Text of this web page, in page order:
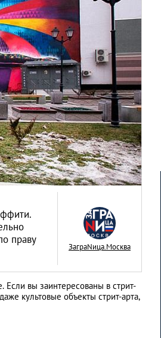
праву
ЗаграNица.Москва
Если вы заинтересованы в стрит-
культовые объекты стрит-арта,